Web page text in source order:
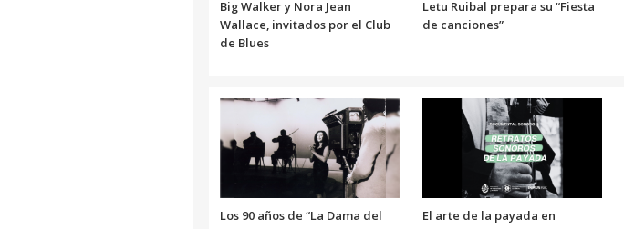
Big Walker y Nora Jean
Wallace, invitados por el Club
de Blues
Letu Ruibal prepara su “Fiesta
de canciones”
Los 90 años de “La Dama del
El arte de la payada en